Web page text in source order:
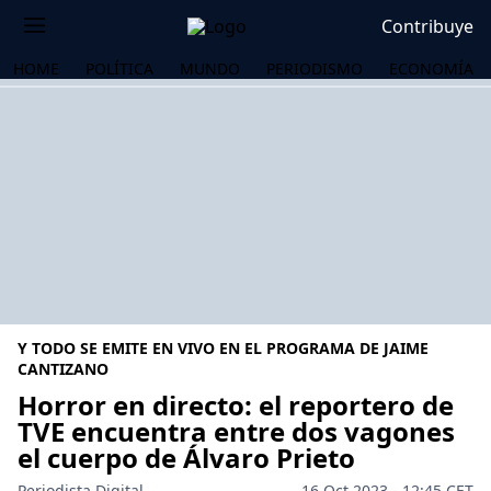
Contribuye
HOME POLÍTICA MUNDO PERIODISMO ECONOMÍA
Y TODO SE EMITE EN VIVO EN EL PROGRAMA DE JAIME
CANTIZANO
Horror en directo: el reportero de
TVE encuentra entre dos vagones
el cuerpo de Álvaro Prieto